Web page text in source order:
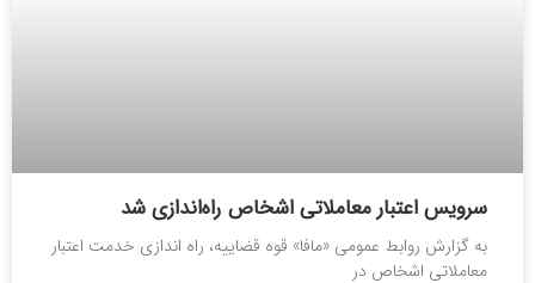
سرویس اعتبار معاملاتی اشخاص راه‌اندازی شد
به گزارش روابط عمومی «مافا» قوه قضاییه، راه اندازی خدمت اعتبار
معاملاتی اشخاص در